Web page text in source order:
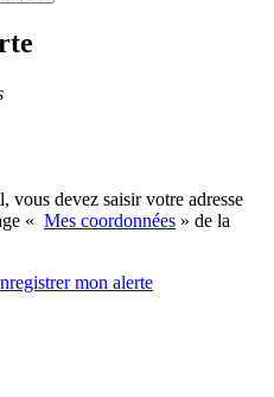
vous devez saisir votre adresse
« Mes coordonnées » de la
mon alerte